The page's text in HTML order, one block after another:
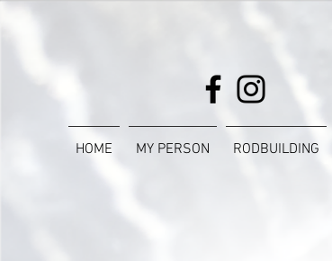
HOME MY PERSON RODBUILDING